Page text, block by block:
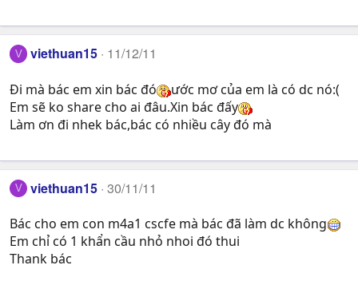
V viethuan15 11/12/11
Đi mà bác em xin bác đó
ước mơ của em là có dc nó:(
Em sẽ ko share cho ai đâu.Xin bác đấy
Làm ơn đi nhek bác,bác có nhiều cây đó mà
V viethuan15 30/11/11
Bác cho em con m4a1 cscfe mà bác đã làm dc không
Em chỉ có 1 khẩn cầu nhỏ nhoi đó thui
Thank bác